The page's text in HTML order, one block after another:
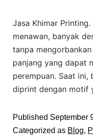
Jasa Khimar
menawan, banyak
tanpa
panjang yang dapat
perempuan. Saat ini,
diprint dengan motif
Published September
Categorized as Blog,